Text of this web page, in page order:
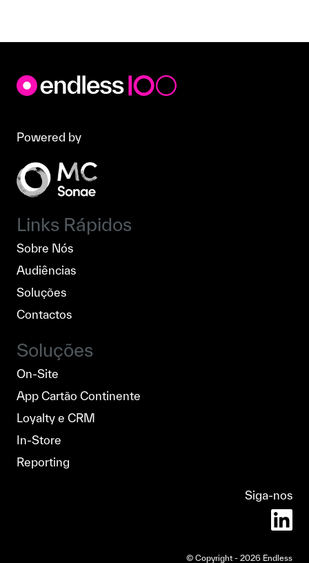
Powered by
Links Rápidos
Sobre Nós
Audiências
Soluções
Contactos
Soluções
On-Site
App Cartão Continente
Loyalty e CRM
In-Store
Reporting
Siga-nos
© Copyright - 2026 Endless